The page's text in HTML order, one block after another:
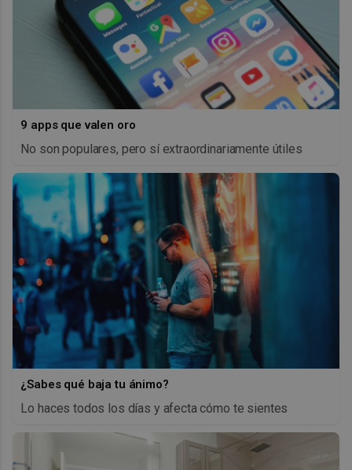
9 apps que valen oro
No son populares, pero sí extraordinariamente útiles
¿Sabes qué baja tu ánimo?
Lo haces todos los días y afecta cómo te sientes